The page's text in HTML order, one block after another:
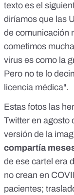
texto es el
diríamos que las
de comunicación
cometimos
virus es como la
Pero no te lo
licencia médica".
Estas fotos las
Twitter en agosto
versión de la
compartía
de ese cartel era
no crean en
pacientes;